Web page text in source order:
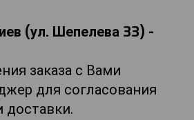
(ул. Шепелева 33) -
заказа с Вами
для согласования